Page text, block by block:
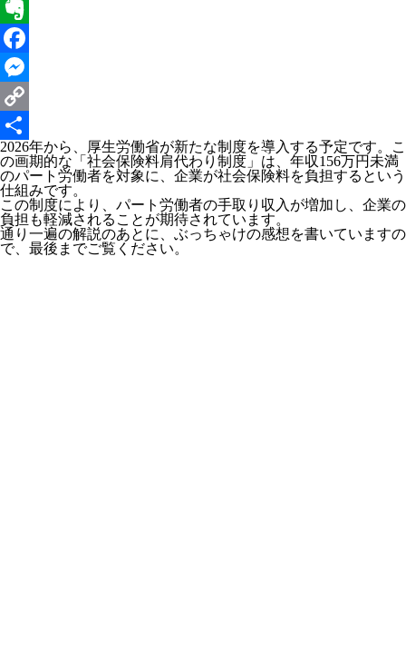
Line
Evernote
Facebook
Messenger
Copy
Link
共
有
2026年から、厚生労働省が新たな制度を導入する予定です。こ
の画期的な「社会保険料肩代わり制度」は、 年収156万円未満
のパート労働者を対象に、企業が社会保険料を負担するという
仕組みです。
この制度により、パート労働者の手取り収入が増加し、企業の
負担も軽減されることが期待されています。
通り一遍の解説のあとに、ぶっちゃけの感想を書いていますの
で、最後までご覧ください。